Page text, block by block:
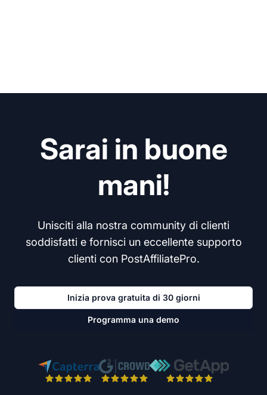
Sarai in buone
mani!
Unisciti alla nostra community di clienti
soddisfatti e fornisci un eccellente supporto
clienti con PostAffiliatePro.
Inizia prova gratuita di 30 giorni
Programma una demo